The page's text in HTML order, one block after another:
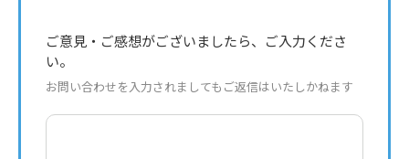
ご意見・ご感想がございましたら、ご入力くださ
い。
お問い合わせを入力されましてもご返信はいたしかねます